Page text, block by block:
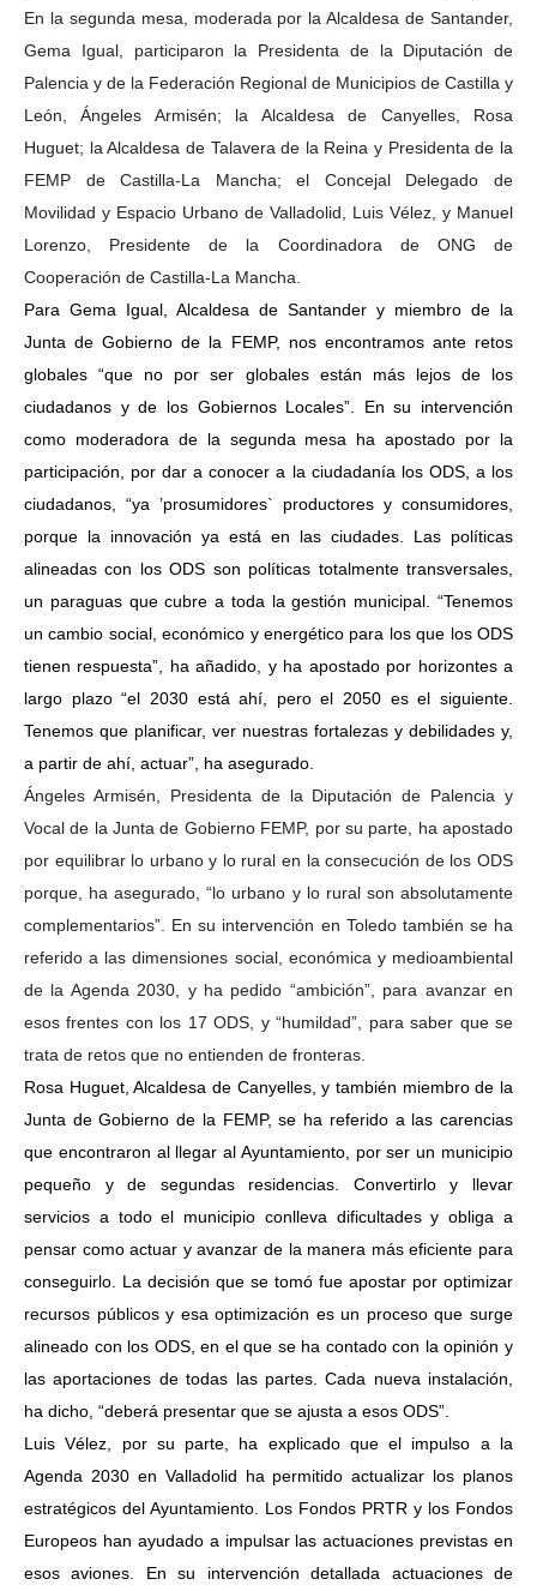
En la segunda mesa, moderada por la Alcaldesa de Santander,
Gema Igual, participaron la Presidenta de la Diputación de
Palencia y de la Federación Regional de Municipios de Castilla y
León, Ángeles Armisén; la Alcaldesa de Canyelles, Rosa
Huguet; la Alcaldesa de Talavera de la Reina y Presidenta de la
FEMP de Castilla-La Mancha; el Concejal Delegado de
Movilidad y Espacio Urbano de Valladolid, Luis Vélez, y Manuel
Lorenzo, Presidente de la Coordinadora de ONG de
Cooperación de Castilla-La Mancha.
Para Gema Igual, Alcaldesa de Santander y miembro de la
Junta de Gobierno de la FEMP, nos encontramos ante retos
globales “que no por ser globales están más lejos de los
ciudadanos y de los Gobiernos Locales”. En su intervención
como moderadora de la segunda mesa ha apostado por la
participación, por dar a conocer a la ciudadanía los ODS, a los
ciudadanos, “ya ​​’prosumidores` productores y consumidores,
porque la innovación ya está en las ciudades. Las políticas
alineadas con los ODS son políticas totalmente transversales,
un paraguas que cubre a toda la gestión municipal. “Tenemos
un cambio social, económico y energético para los que los ODS
tienen respuesta”, ha añadido, y ha apostado por horizontes a
largo plazo “el 2030 está ahí, pero el 2050 es el siguiente.
Tenemos que planificar, ver nuestras fortalezas y debilidades y,
a partir de ahí, actuar”, ha asegurado.
Ángeles Armisén, Presidenta de la Diputación de Palencia y
Vocal de la Junta de Gobierno FEMP, por su parte, ha apostado
por equilibrar lo urbano y lo rural en la consecución de los ODS
porque, ha asegurado, “lo urbano y lo rural son absolutamente
complementarios”. En su intervención en Toledo también se ha
referido a las dimensiones social, económica y medioambiental
de la Agenda 2030, y ha pedido “ambición”, para avanzar en
esos frentes con los 17 ODS, y “humildad”, para saber que se
trata de retos que no entienden de fronteras.
Rosa Huguet, Alcaldesa de Canyelles, y también miembro de la
Junta de Gobierno de la FEMP, se ha referido a las carencias
que encontraron al llegar al Ayuntamiento, por ser un municipio
pequeño y de segundas residencias. Convertirlo y llevar
servicios a todo el municipio conlleva dificultades y obliga a
pensar como actuar y avanzar de la manera más eficiente para
conseguirlo. La decisión que se tomó fue apostar por optimizar
recursos públicos y esa optimización es un proceso que surge
alineado con los ODS, en el que se ha contado con la opinión y
las aportaciones de todas las partes. Cada nueva instalación,
ha dicho, “deberá presentar que se ajusta a esos ODS”.
Luis Vélez, por su parte, ha explicado que el impulso a la
Agenda 2030 en Valladolid ha permitido actualizar los planos
estratégicos del Ayuntamiento. Los Fondos PRTR y los Fondos
Europeos han ayudado a impulsar las actuaciones previstas en
esos aviones. En su intervención detallada actuaciones de